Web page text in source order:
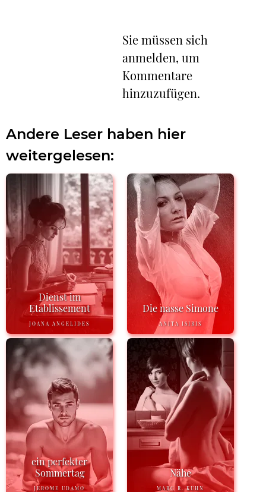
Sie müssen sich
anmelden, um
Kommentare
hinzuzufügen.
Andere Leser haben hier
weitergelesen:
Dienst im
Etablissement
JOANA ANGELIDES
Die nasse Simone
ANITA ISIRIS
ein perfekter
Sommertag
JEROME UDAMO
Nähe
MARC R. KUHN